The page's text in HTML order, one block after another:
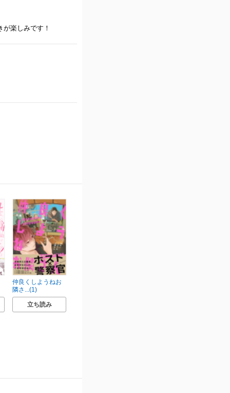
楽しみです！
仲良くしようねお
隣さ...(1)
立ち読み